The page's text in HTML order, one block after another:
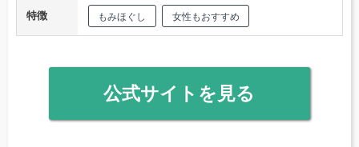
特徴 もみほぐし 女性もおすすめ
公式サイトを見る